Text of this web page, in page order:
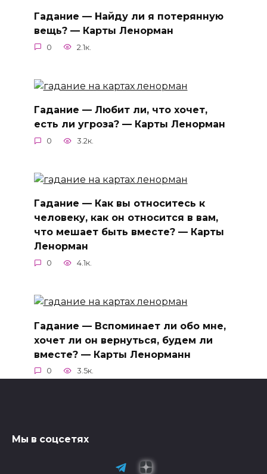
Гадание — Найду ли я потерянную
вещь? — Карты Ленорман
0 2.1к.
Гадание — Любит ли, что хочет,
есть ли угроза? — Карты Ленорман
0 3.2к.
Гадание — Как вы относитесь к
человеку, как он относится в вам,
что мешает быть вместе? — Карты
Ленорман
0 4.1к.
Гадание — Вспоминает ли обо мне,
хочет ли он вернуться, будем ли
вместе? — Карты Ленорманн
0 3.5к.
Мы в соцсетях